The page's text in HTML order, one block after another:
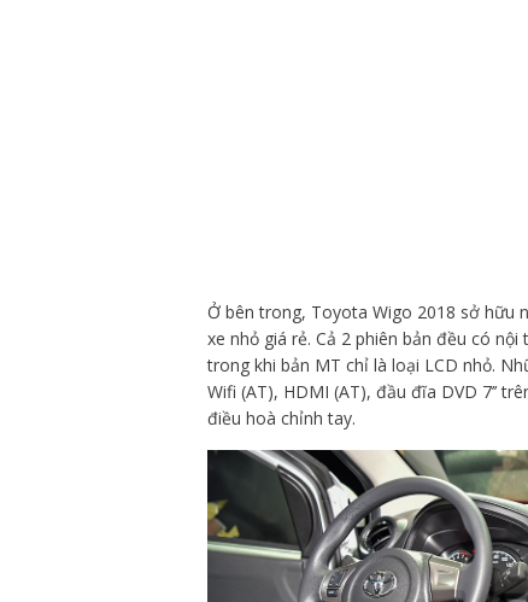
Ở bên trong, Toyota Wigo 2018 sở hữu
xe nhỏ giá rẻ. Cả 2 phiên bản đều có
trong khi bản MT chỉ là loại LCD nhỏ.
Wifi (AT), HDMI (AT), đầu đĩa DVD 7’’
điều hoà chỉnh tay.